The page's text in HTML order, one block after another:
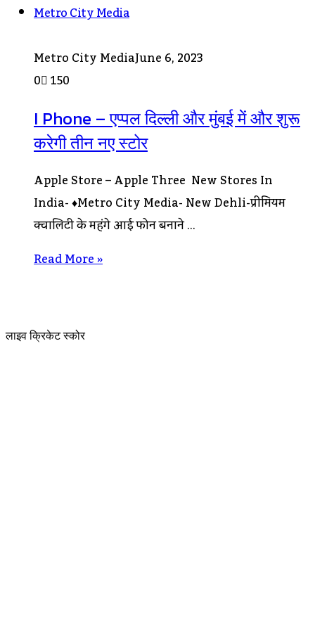
Metro City Media
Metro City MediaJune 6, 2023
0 150
I Phone – एप्पल दिल्ली और मुंबई में और शुरू
करेगी तीन नए स्टोर
Apple Store – Apple Three New Stores In
India- ♦Metro City Media- New Dehli-प्रीमियम
क्वालिटी के महंगे आई फोन बनाने …
Read More »
लाइव क्रिकेट स्कोर